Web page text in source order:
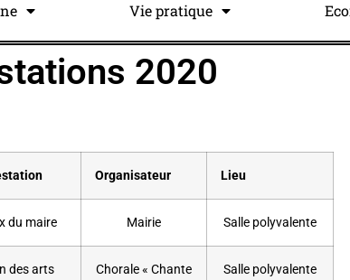
Vie pratique
2020
Organisateur Lieu
du maire Mairie Salle polyvalente
des arts
Chorale « Chante
Salle polyvalente